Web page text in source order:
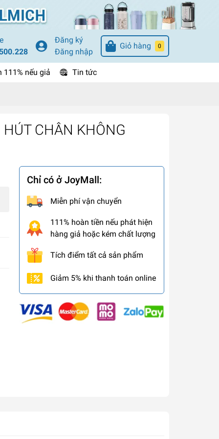
Đăng ký
Đăng nhập
Giỏ hàng 0
111% nếu giả Tin tức
CHÂN KHÔNG
Chỉ có ở JoyMall:
Miễn phí vận chuyển
111% hoàn tiền nếu phát hiện
hàng giả hoặc kém chất lượng
Tích điểm tất cả sản phẩm
Giảm 5% khi thanh toán online